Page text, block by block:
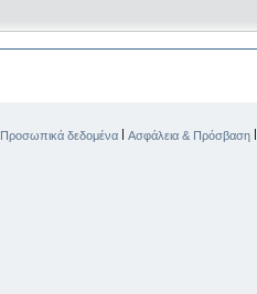
Προσωπικά δεδομένα | Ασφάλεια & Πρόσβαση